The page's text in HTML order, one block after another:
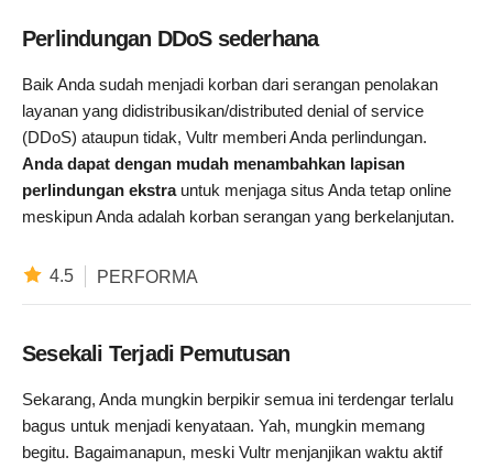
Perlindungan DDoS sederhana
Baik Anda sudah menjadi korban dari serangan penolakan
layanan yang didistribusikan/distributed denial of service
(DDoS) ataupun tidak, Vultr memberi Anda perlindungan.
Anda dapat dengan mudah menambahkan lapisan
perlindungan ekstrauntuk menjaga situs Anda tetap online
meskipun Anda adalah korban serangan yang berkelanjutan.
4.5 PERFORMA
Sesekali Terjadi Pemutusan
Sekarang, Anda mungkin berpikir semua ini terdengar terlalu
bagus untuk menjadi kenyataan. Yah, mungkin memang
begitu. Bagaimanapun, meski Vultr menjanjikan waktu aktif